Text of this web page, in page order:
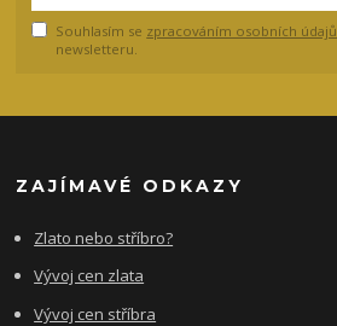
Souhlasím se zpracováním osobních údajů
newsletteru.
ZAJÍMAVÉ ODKAZY
Zlato nebo stříbro?
Vývoj cen zlata
Vývoj cen stříbra